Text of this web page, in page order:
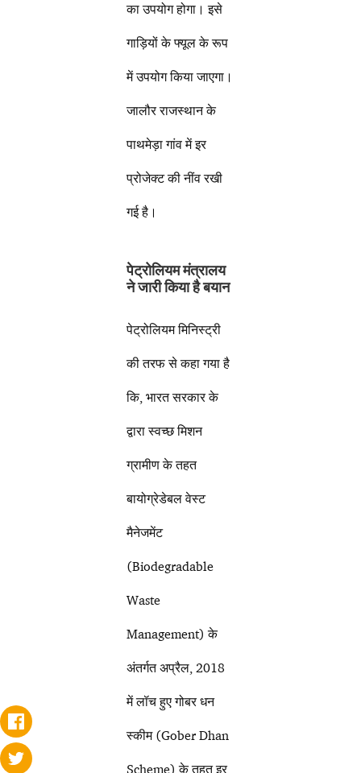
का उपयोग होगा। इसे
गाड़ियों के फ्यूल के रूप
में उपयोग किया जाएगा।
जालौर राजस्थान के
पाथमेड़ा गांव में इर
प्रोजेक्ट की नींव रखी
गई है।
पेट्रोलियम मंत्रालय
ने जारी किया है बयान
पेट्रोलियम मिनिस्ट्री
की तरफ से कहा गया है
कि, भारत सरकार के
द्वारा स्वच्छ मिशन
ग्रामीण के तहत
बायोग्रेडेबल वेस्ट
मैनेजमेंट
(Biodegradable
Waste
Management) के
अंतर्गत अप्रैल, 2018
में लॉच हुए गोबर धन
स्कीम (Gober Dhan
Scheme) के तहत इर